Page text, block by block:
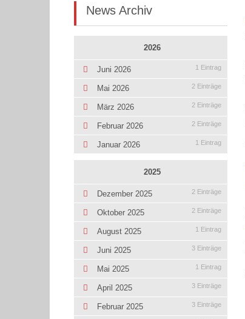
News Archiv
2026
Juni 2026 1 Eintrag
Mai 2026 2 Einträge
März 2026 2 Einträge
Februar 2026 2 Einträge
Januar 2026 1 Eintrag
2025
Dezember 2025 2 Einträge
Oktober 2025 2 Einträge
August 2025 1 Eintrag
Juni 2025 3 Einträge
Mai 2025 1 Eintrag
April 2025 3 Einträge
Februar 2025 3 Einträge